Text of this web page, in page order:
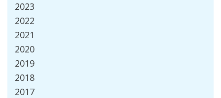
2023
2022
2021
2020
2019
2018
2017